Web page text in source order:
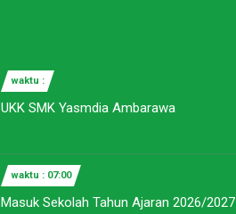
waktu :
UKK SMK Yasmdia Ambarawa
waktu : 07:00
Masuk Sekolah Tahun Ajaran 2026/2027